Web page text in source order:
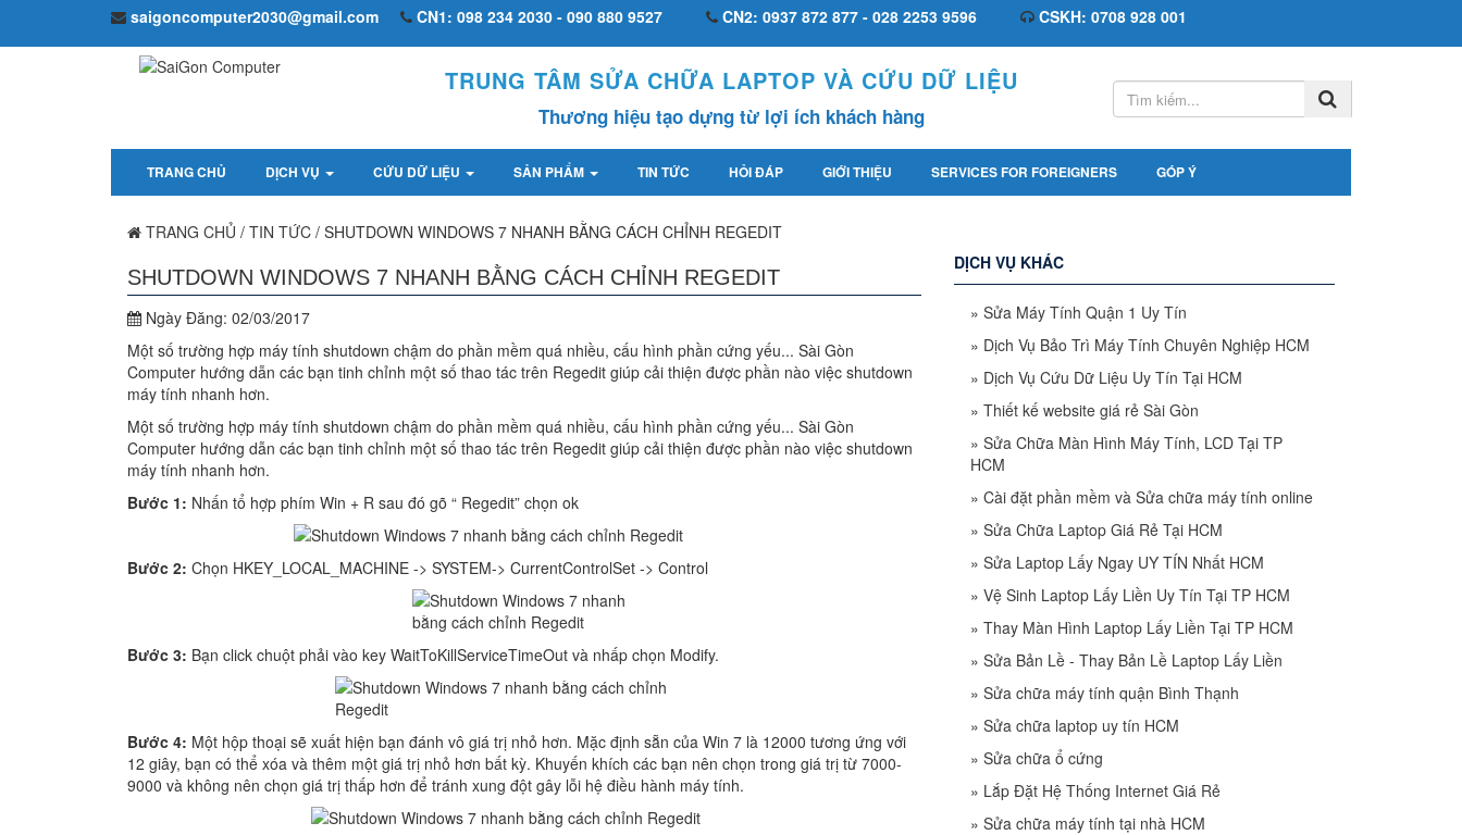
saigoncomputer2030@gmail.com CN1: 098 234 2030 - 090 880 9527 CN2: 0937 872 877 - 028 2253 9596 CSKH: 0708 928 001
TRUNG TÂM SỬA CHỮA LAPTOP VÀ CỨU DỮ LIỆU
Thương hiệu tạo dựng từ lợi ích khách hàng
TRANG CHỦ DỊCH VỤ CỨU DỮ LIỆU SẢN PHẨM TIN TỨC HỎI ĐÁP GIỚI THIỆU SERVICES FOR FOREIGNERS GÓP Ý
TRANG CHỦ / TIN TỨC / SHUTDOWN WINDOWS 7 NHANH BẰNG CÁCH CHỈNH REGEDIT
SHUTDOWN WINDOWS 7 NHANH BẰNG CÁCH CHỈNH REGEDIT
Ngày Đăng: 02/03/2017
Một số trường hợp máy tính shutdown chậm do phần mềm quá nhiều, cấu hình phần cứng yếu... Sài Gòn
Computer hướng dẫn các bạn tinh chỉnh một số thao tác trên Regedit giúp cải thiện được phần nào việc shutdown
máy tính nhanh hơn.
Một số trường hợp máy tính shutdown chậm do phần mềm quá nhiều, cấu hình phần cứng yếu... Sài Gòn
Computer hướng dẫn các bạn tinh chỉnh một số thao tác trên Regedit giúp cải thiện được phần nào việc shutdown
máy tính nhanh hơn.
Bước 1: Nhấn tổ hợp phím Win + R sau đó gõ “ Regedit” chọn ok
Bước 2: Chọn HKEY_LOCAL_MACHINE -> SYSTEM-> CurrentControlSet -> Control
Bước 3: Bạn click chuột phải vào key WaitToKillServiceTimeOut và nhấp chọn Modify.
Bước 4: Một hộp thoại sẽ xuất hiện bạn đánh vô giá trị nhỏ hơn. Mặc định sẵn của Win 7 là 12000 tương ứng với
12 giây, bạn có thể xóa và thêm một giá trị nhỏ hơn bất kỳ. Khuyến khích các bạn nên chọn trong giá trị từ 7000-
9000 và không nên chọn giá trị thấp hơn để tránh xung đột gây lỗi hệ điều hành máy tính.
DỊCH VỤ KHÁC
» Sửa Máy Tính Quận 1 Uy Tín
» Dịch Vụ Bảo Trì Máy Tính Chuyên Nghiệp HCM
» Dịch Vụ Cứu Dữ Liệu Uy Tín Tại HCM
» Thiết kế website giá rẻ Sài Gòn
» Sửa Chữa Màn Hình Máy Tính, LCD Tại TP
HCM
» Cài đặt phần mềm và Sửa chữa máy tính online
» Sửa Chữa Laptop Giá Rẻ Tại HCM
» Sửa Laptop Lấy Ngay UY TÍN Nhất HCM
» Vệ Sinh Laptop Lấy Liền Uy Tín Tại TP HCM
» Thay Màn Hình Laptop Lấy Liền Tại TP HCM
» Sửa Bản Lề - Thay Bản Lề Laptop Lấy Liền
» Sửa chữa máy tính quận Bình Thạnh
» Sửa chữa laptop uy tín HCM
» Sửa chữa ổ cứng
» Lắp Đặt Hệ Thống Internet Giá Rẻ
» Sửa chữa máy tính tại nhà HCM